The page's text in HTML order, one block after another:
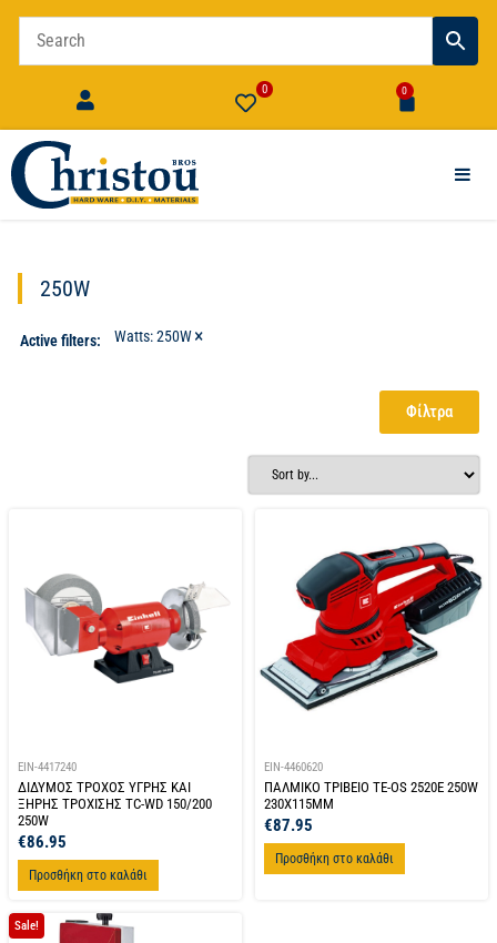
0 0
250W
Active filters: Watts:250W×
Φίλτρα
EIN-4417240
ΔΙΔΥΜΟΣ ΤΡΟΧΟΣ ΥΓΡΗΣ ΚΑΙ
ΞΗΡΗΣ ΤΡΟΧΙΣΗΣ TC-WD 150/200
250W
€86.95
Προσθήκη στο καλάθι
EIN-4460620
ΠΑΛΜΙΚΟ ΤΡΙΒΕΙΟ TE-OS 2520E 250W
230X115MM
€87.95
Προσθήκη στο καλάθι
Sale!